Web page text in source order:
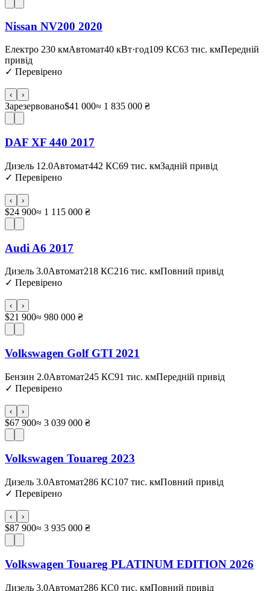
Nissan NV200 2020
Електро 230 кмАвтомат40 кВт·год109 КС63 тис. кмПередній
привід
✓ Перевірено
‹ ›
Зарезервовано$41 000≈ 1 835 000 ₴
DAF XF 440 2017
Дизель 12.0Автомат442 КС69 тис. кмЗадній привід
✓ Перевірено
‹ ›
$24 900≈ 1 115 000 ₴
Audi A6 2017
Дизель 3.0Автомат218 КС216 тис. кмПовний привід
✓ Перевірено
‹ ›
$21 900≈ 980 000 ₴
Volkswagen Golf GTI 2021
Бензин 2.0Автомат245 КС91 тис. кмПередній привід
✓ Перевірено
‹ ›
$67 900≈ 3 039 000 ₴
Volkswagen Touareg 2023
Дизель 3.0Автомат286 КС107 тис. кмПовний привід
✓ Перевірено
‹ ›
$87 900≈ 3 935 000 ₴
Volkswagen Touareg PLATINUM EDITION 2026
Дизель 3.0Автомат286 КС0 тис. кмПовний привід